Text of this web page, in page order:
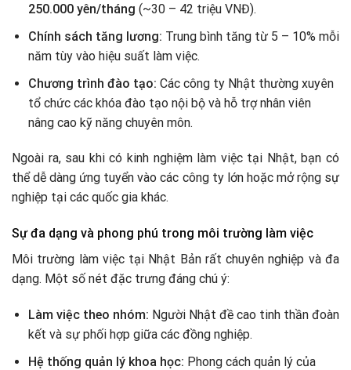
250.000 yên/tháng (~30 – 42 triệu VNĐ).
Chính sách tăng lương: Trung bình tăng từ 5 – 10% mỗi
năm tùy vào hiệu suất làm việc.
Chương trình đào tạo: Các công ty Nhật thường xuyên
tổ chức các khóa đào tạo nội bộ và hỗ trợ nhân viên
nâng cao kỹ năng chuyên môn.
Ngoài ra, sau khi có kinh nghiệm làm việc tại Nhật, bạn có
thể dễ dàng ứng tuyển vào các công ty lớn hoặc mở rộng sự
nghiệp tại các quốc gia khác.
Sự đa dạng và phong phú trong môi trường làm việc
Môi trường làm việc tại Nhật Bản rất chuyên nghiệp và đa
dạng. Một số nét đặc trưng đáng chú ý:
Làm việc theo nhóm: Người Nhật đề cao tinh thần đoàn
kết và sự phối hợp giữa các đồng nghiệp.
Hệ thống quản lý khoa học: Phong cách quản lý của